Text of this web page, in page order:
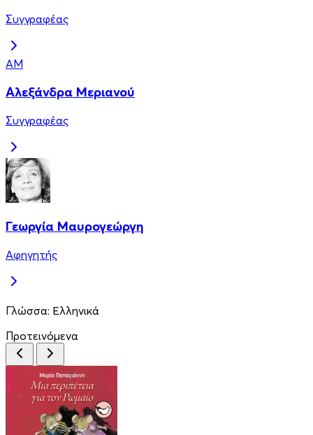
Συγγραφέας
ΑΜ
Αλεξάνδρα Μεριανού
Συγγραφέας
Γεωργία Μαυρογεώργη
Αφηγητής
Γλώσσα: Ελληνικά
Προτεινόμενα